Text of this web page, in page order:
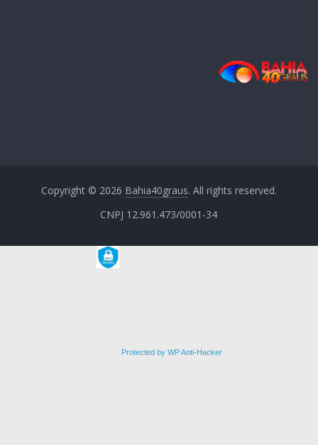
Copyright © 2026 Bahia40graus. All rights reserved.
CNPJ 12.961.473/0001-34
Protected by WP Anti-Hacker